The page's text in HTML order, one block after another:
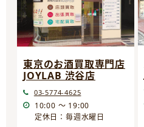
東京のお酒買取専門店
JOYLAB 渋谷店
03-5774-4625
10:00 ～ 19:00
定休日：毎週水曜日